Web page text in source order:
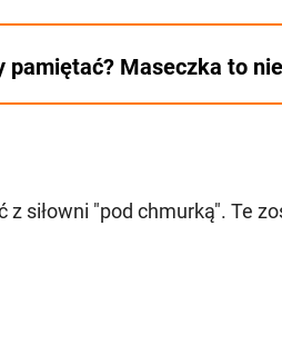
pamiętać? Maseczka to
siłowni "pod chmurką". Te